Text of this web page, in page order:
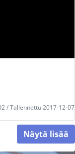
/ Tallennettu 2017-12-07
Näytä lisää